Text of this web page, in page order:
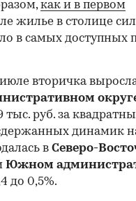
как и в первом
жилье в столице
в самых доступных
вторичка
тыс. руб. за
динамик
в Северо-
Южном
до 0,5%.